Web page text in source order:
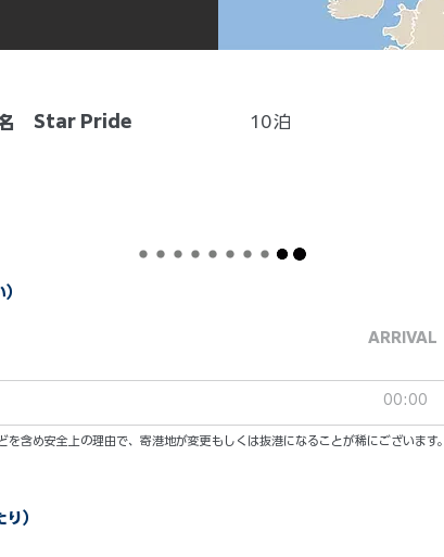
Star Pride 10泊
ARRIVAL
00:00
含め安全上の理由で、寄港地が変更もしくは抜港になることが稀にございます。
）